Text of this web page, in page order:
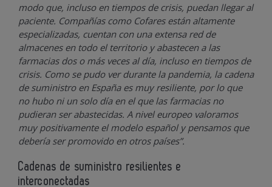
modo que, incluso en tiempos de crisis, puedan llegar al
paciente. Compañías como Cofares están altamente
especializadas, cuentan con una extensa red de
almacenes en todo el territorio y abastecen a las
farmacias dos o más veces al día, incluso en tiempos de
crisis. Como se pudo ver durante la pandemia, la cadena
de suministro en España es muy resiliente, por lo que
no hubo ni un solo día en el que las farmacias no
pudieran ser abastecidas. A nivel europeo valoramos
muy positivamente el modelo español y pensamos que
debería ser promovido en otros países”.
Cadenas de suministro resilientes e
interconectadas